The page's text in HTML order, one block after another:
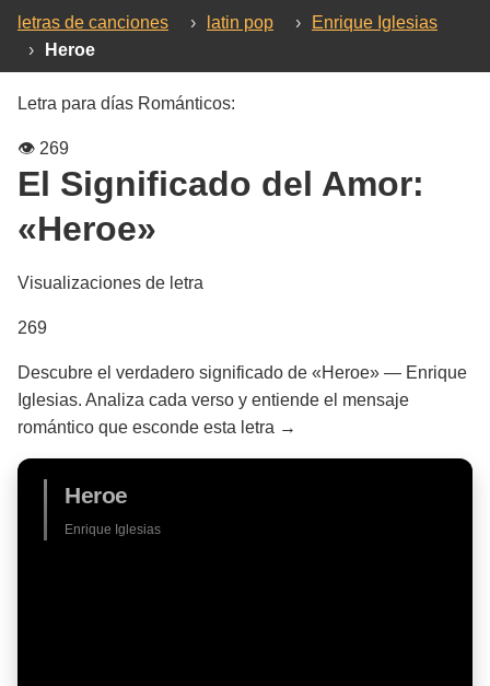
letras de canciones › latin pop ›
Enrique Iglesias
›
Heroe
Letra para días Románticos:
👁️ 269
El Significado del Amor:
«Heroe»
Visualizaciones de letra
269
Descubre el verdadero significado de «Heroe» — Enrique
Iglesias. Analiza cada verso y entiende el mensaje
romántico que esconde esta letra →
Heroe
Enrique Iglesias